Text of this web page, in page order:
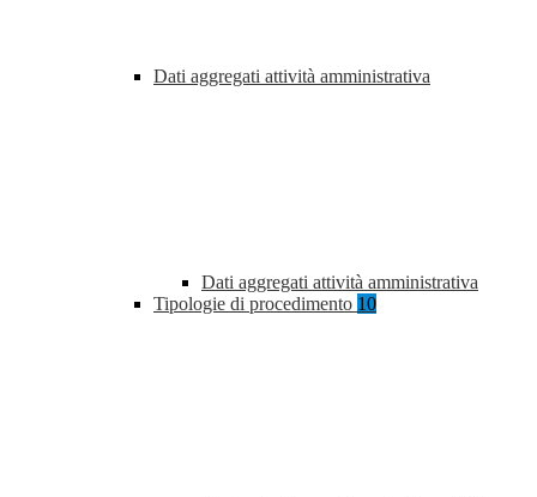
Dati aggregati attività amministrativa
Dati aggregati attività amministrativa
Tipologie di procedimento 10